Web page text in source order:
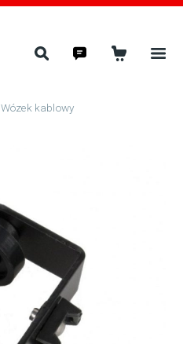
Wózek kablowy